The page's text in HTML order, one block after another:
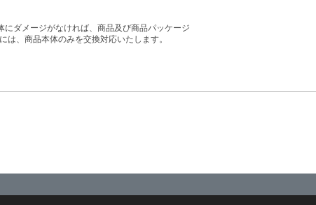
ダメージがなければ、商品及び商品パッケージ
、商品本体のみを交換対応いたします。